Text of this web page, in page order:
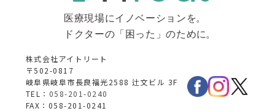
株式会社アイトリート
〒502-0817
岐阜県岐阜市長良福光2588 辻文ビル 3F
TEL： 058-201-0240
FAX：058-201-0241